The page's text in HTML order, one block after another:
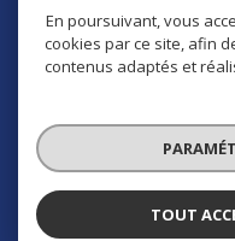
Cookies
© 2026 | Tous droits
Réalisé par
En poursuivant, vous
cookies par ce site, afin
contenus adaptés et
TOUT